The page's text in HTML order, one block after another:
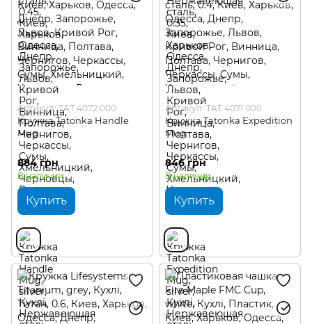
Артикул: TAT 4072.000
Кружка Tatonka Handle
Mug
884 грн
В наличии
Купить
Артикул: TAT 4071.000
Кружка Tatonka Expedition
Mug
846 грн
В наличии
Купить